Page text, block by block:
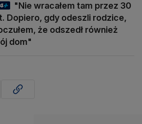
"Nie wracałem tam przez 30
Dopiero, gdy odeszli rodzice,
że odszedł również
dom"